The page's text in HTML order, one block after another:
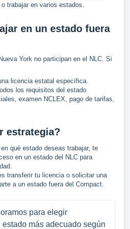
trabajar en varios estados.
en un estado fuera
York no participan en el NLC. Si
licencia estatal específica.
los requisitos del estado
examen NCLEX, pago de tarifas,
estrategia?
qué estado deseas trabajar, te
en un estado del NLC para
transferir tu licencia o solicitar una
a un estado fuera del Compact.
para elegir
más adecuado según